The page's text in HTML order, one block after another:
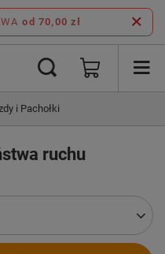
od 70,00 zł
i Pachołki
ruchu